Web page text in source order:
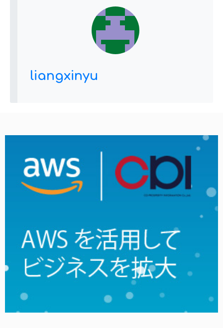
liangxinyu